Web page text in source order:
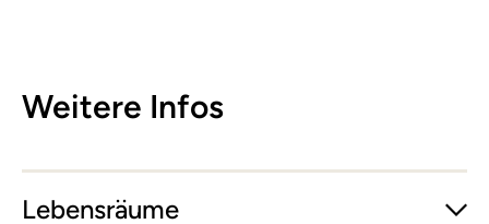
Weitere Infos
Lebensräume